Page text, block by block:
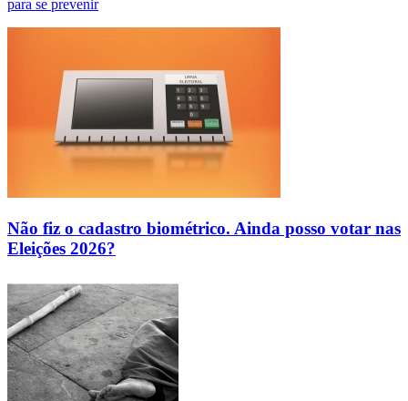
para se prevenir
Não fiz o cadastro biométrico. Ainda posso votar nas
Eleições 2026?